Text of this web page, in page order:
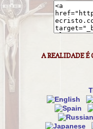
A REALIDADE É